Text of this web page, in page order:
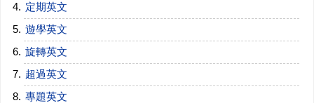
定期英文
遊學英文
旋轉英文
超過英文
專題英文